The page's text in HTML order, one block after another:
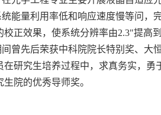
能量利用率低和响应速度慢等问
正效果，使系统分辨率由2.3"提
曾先后荣获中科院院长特别奖、大
研究生培养过程中，求真务实，
院的优秀导师奖。